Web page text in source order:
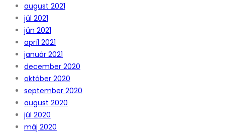
august 2021
júl 2021
jún 2021
apríl 2021
január 2021
december 2020
október 2020
september 2020
august 2020
júl 2020
máj 2020